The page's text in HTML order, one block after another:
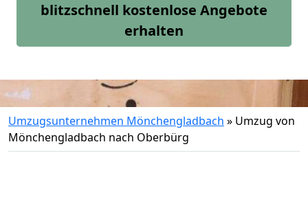
blitzschnell kostenlose Angebote
erhalten
Umzugsunternehmen Mönchengladbach » Umzug von
Mönchengladbach nach Oberbürg